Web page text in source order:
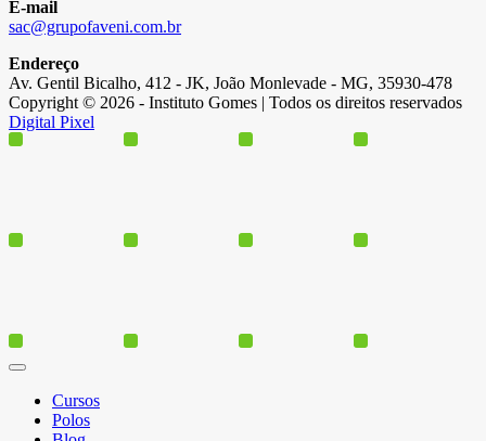
E-mail
sac@grupofaveni.com.br
Endereço
Av. Gentil Bicalho, 412 - JK, João Monlevade - MG, 35930-478
Copyright © 2026 - Instituto Gomes | Todos os direitos reservados
Digital Pixel
Cursos
Polos